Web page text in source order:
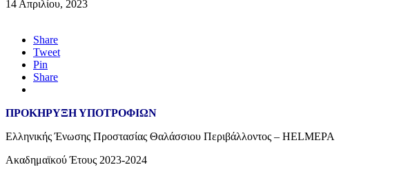
14 Απριλίου, 2023
Share
Tweet
Pin
Share
ΠΡΟΚΗΡΥΞΗ ΥΠΟΤΡΟΦΙΩΝ
Ελληνικής Ένωσης Προστασίας Θαλάσσιου Περιβάλλοντος – HELMEPA
Ακαδημαϊκού Έτους 2023-2024